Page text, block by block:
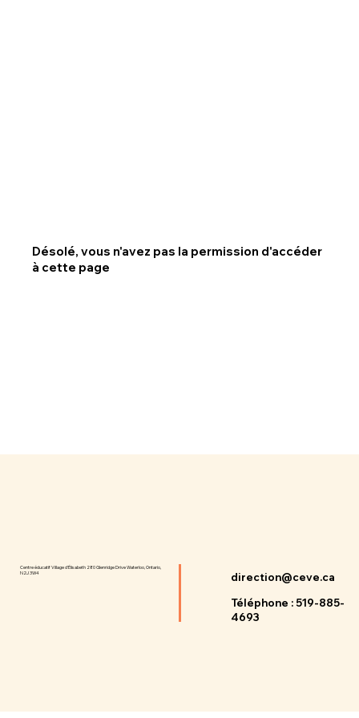
Désolé, vous n'avez pas la permission d'accéder
à cette page
Centre éducatif Village d'Élisabeth 280 Glenridge Drive Waterloo, Ontario,
N2J 3W4
direction@ceve.ca
Téléphone : 519-885-
4693